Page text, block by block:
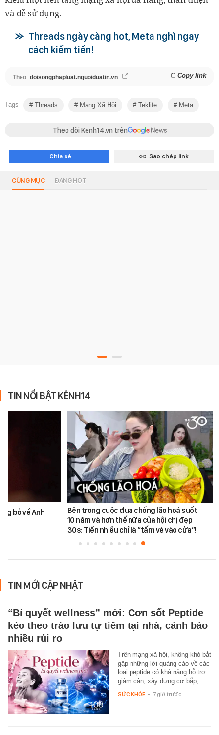
và dễ sử dụng.
Threads ngày càng hot, Meta nghĩ ngay
cách kiếm tiền!
Theo doisongphapluat.nguoiduatin.vn Copy link
Tags Threads Mạng Xã Hội Teklife Meta
Theo dõi Kenh14.vn trên
Chia sẻ Sao chép link
CÙNG MỤC ĐANG HOT
TIN NỔI BẬT KÊNH14
bỏ về Anh
Bên trong cuộc đua chống lão hoá suốt
10 năm và hơn thế nữa của hội chị đẹp
30s: Tiền nhiều chỉ là “tấm vé vào cửa”!
TIN MỚI CẬP NHẬT
“Bí quyết wellness” mới: Cơn sốt Peptide
kéo theo trào lưu tự tiêm tại nhà, cảnh báo
nhiều rủi ro
Trên mạng xã hội, không khó bắt
gặp những lời quảng cáo về các
loại peptide có khả năng hỗ trợ
giảm cân, xây dựng cơ bắp,…
SỨC KHỎE - 7 giờ trước